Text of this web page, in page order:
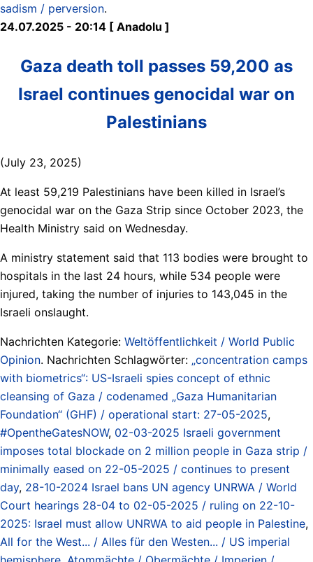
sadism / perversion.
24.07.2025 - 20:14 [ Anadolu ]
Gaza death toll passes 59,200 as
Israel continues genocidal war on
Palestinians
(July 23, 2025)
At least 59,219 Palestinians have been killed in Israel’s
genocidal war on the Gaza Strip since October 2023, the
Health Ministry said on Wednesday.
A ministry statement said that 113 bodies were brought to
hospitals in the last 24 hours, while 534 people were
injured, taking the number of injuries to 143,045 in the
Israeli onslaught.
Nachrichten Kategorie: Weltöffentlichkeit / World Public
Opinion. Nachrichten Schlagwörter: „concentration camps
with biometrics“: US-Israeli spies concept of ethnic
cleansing of Gaza / codenamed „Gaza Humanitarian
Foundation“ (GHF) / operational start: 27-05-2025,
#OpentheGatesNOW, 02-03-2025 Israeli government
imposes total blockade on 2 million people in Gaza strip /
minimally eased on 22-05-2025 / continues to present
day, 28-10-2024 Israel bans UN agency UNRWA / World
Court hearings 28-04 to 02-05-2025 / ruling on 22-10-
2025: Israel must allow UNRWA to aid people in Palestine,
All for the West... / Alles für den Westen... / US imperial